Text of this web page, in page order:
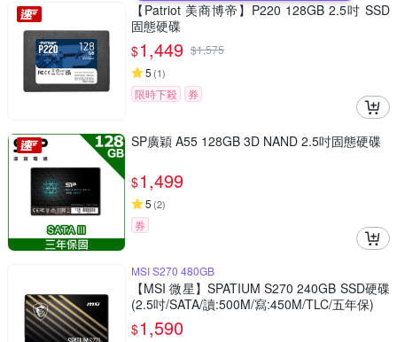
【Patriot 美商博帝】P220 128GB 2.5吋 SSD
固態硬碟
$1,449 $1,575
5 (1)
限時下殺 券
SP廣穎 A55 128GB 3D NAND 2.5吋固態硬碟
$1,499
5 (2)
券
MSI S270 480GB
【MSI 微星】SPATIUM S270 240GB SSD硬碟
(2.5吋/SATA/讀:500M/寫:450M/TLC/五年保)
$1,590